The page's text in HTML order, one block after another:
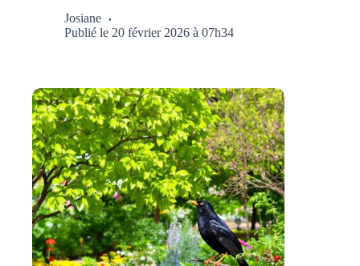
Josiane
Publié le 20 février 2026 à 07h34